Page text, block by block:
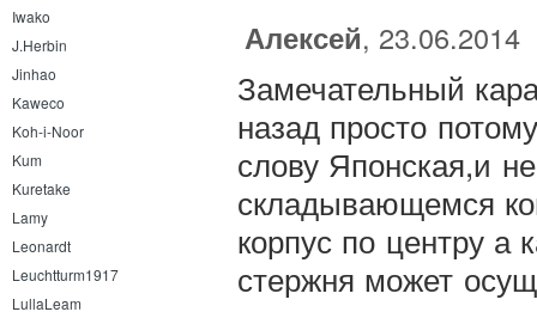
Iwako
J.Herbin
Jinhao
Kaweco
Koh-i-Noor
Kum
Kuretake
Lamy
Leonardt
Leuchtturm1917
LullaLeam
Алексей, 23.06.2014
Замечательный
назад просто
слову Японская,и
складывающемся
корпус по центру а
стержня может